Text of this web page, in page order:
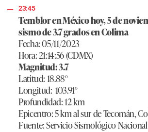
23:45
Temblor en México hoy, 5 de
sismo de 3.7 grados en Colima
Fecha: 05/11/2023
Hora: 21:14:56 (CDMX)
Magnitud: 3.7
Latitud: 18.88°
Longitud: -103.91°
Profundidad: 12 km
Epicentro: 5 km al sur de Tecomán,
Fuente: Servicio Sismológico Nacional